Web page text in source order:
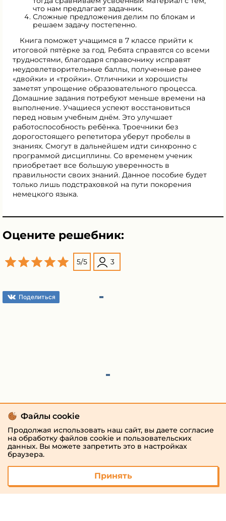
что нам предлагает задачник.
Сложные предложения делим по блокам и
решаем задачу постепенно.
Книга поможет учащимся в 7 классе прийти к
итоговой пятёрке за год. Ребята справятся со всеми
трудностями, благодаря справочнику исправят
неудовлетворительные баллы, полученные ранее
«двойки» и «тройки». Отличники и хорошисты
заметят упрощение образовательного процесса.
Домашние задания потребуют меньше времени на
выполнение. Учащиеся успеют восстановиться
перед новым учебным днём. Это улучшает
работоспособность ребёнка. Троечники без
дорогостоящего репетитора уберут пробелы в
знаниях. Смогут в дальнейшем идти синхронно с
программой дисциплины. Со временем ученик
приобретает все большую уверенность в
правильности своих знаний. Данное пособие будет
только лишь подстраховкой на пути покорения
немецкого языка.
Оцените решебник:
5/5 3
Поделиться
Файлы cookie
Продолжая использовать наш сайт, вы даете согласие
на обработку файлов cookie и пользовательских
данных. Вы можете запретить это в настройках
браузера.
Принять